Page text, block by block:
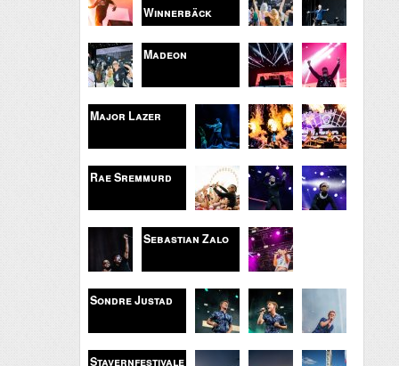
Winnerbäck
Madeon
Major Lazer
Rae Sremmurd
Sebastian Zalo
Sondre Justad
Stavernfestivale